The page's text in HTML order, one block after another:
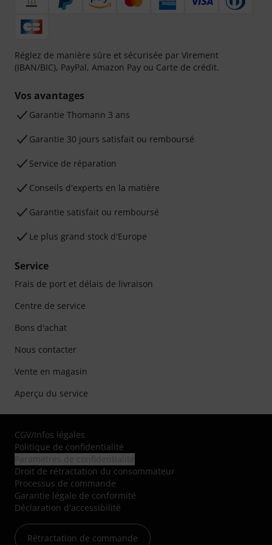
Réglez de manière sûre et sécurisée par Virement
(IBAN/BIC), PayPal, Amazon Pay ou Carte de crédit.
Vos avantages
Ga­ran­tie Thomann 3 ans
Garantie 30 jours satisfait ou remboursé
Service de réparation
Conseils d'experts en la matière
Garantie satisfait ou remboursé
Le plus grand stock d'Europe
Service
Frais de port et délais de livraison
Centre de service
Bons d'achat
Nous contacter
Vente en magasin
Aperçu du service
CGV/Infos légales
Politique de confidentialité
Droit de rétractation du consommateur
Processus de commande
Garantie légale de conformité
Déclaration d'accessibilité
Rétractation de commande